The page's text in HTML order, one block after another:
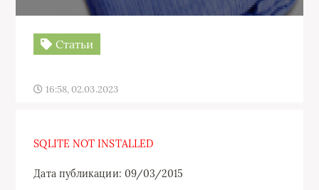
Статьи
16:58, 02.03.2023
SQLITE NOT INSTALLED
Дата публикации: 09/03/2015